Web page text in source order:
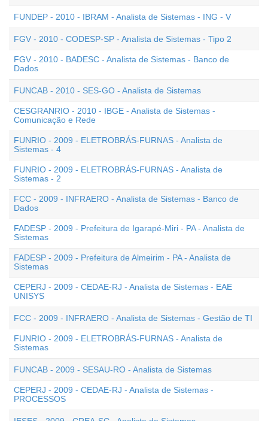
FUNDEP - 2010 - IBRAM - Analista de Sistemas - ING - V
FGV - 2010 - CODESP-SP - Analista de Sistemas - Tipo 2
FGV - 2010 - BADESC - Analista de Sistemas - Banco de
Dados
FUNCAB - 2010 - SES-GO - Analista de Sistemas
CESGRANRIO - 2010 - IBGE - Analista de Sistemas -
Comunicação e Rede
FUNRIO - 2009 - ELETROBRÁS-FURNAS - Analista de
Sistemas - 4
FUNRIO - 2009 - ELETROBRÁS-FURNAS - Analista de
Sistemas - 2
FCC - 2009 - INFRAERO - Analista de Sistemas - Banco de
Dados
FADESP - 2009 - Prefeitura de Igarapé-Miri - PA - Analista de
Sistemas
FADESP - 2009 - Prefeitura de Almeirim - PA - Analista de
Sistemas
CEPERJ - 2009 - CEDAE-RJ - Analista de Sistemas - EAE
UNISYS
FCC - 2009 - INFRAERO - Analista de Sistemas - Gestão de TI
FUNRIO - 2009 - ELETROBRÁS-FURNAS - Analista de
Sistemas
FUNCAB - 2009 - SESAU-RO - Analista de Sistemas
CEPERJ - 2009 - CEDAE-RJ - Analista de Sistemas -
PROCESSOS